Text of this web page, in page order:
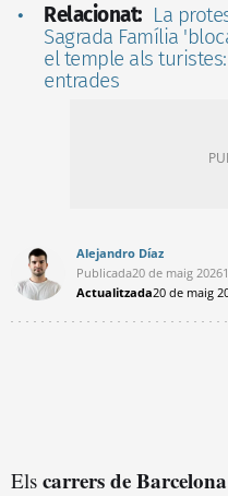
Relacionat: La
Sagrada Família
el temple als
entrades
Alejandro Díaz
Publicada20 de maig 2026
Actualitzada20 de maig
Els carrers de